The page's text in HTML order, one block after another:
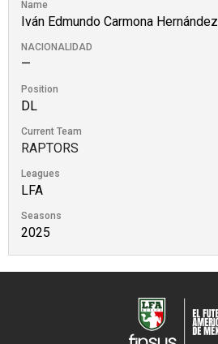
Name
Iván Edmundo Carmona Hernández
NACIONALIDAD
—
Position
DL
Current Team
RAPTORS
Leagues
LFA
Seasons
2025